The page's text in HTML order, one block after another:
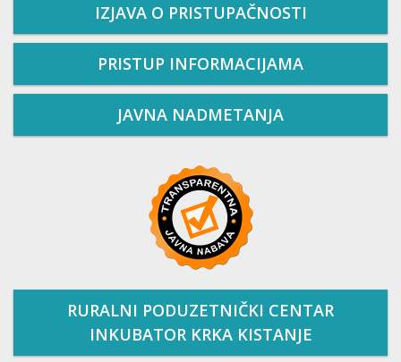
IZJAVA O PRISTUPAČNOSTI
PRISTUP INFORMACIJAMA
JAVNA NADMETANJA
RURALNI PODUZETNIČKI CENTAR
INKUBATOR KRKA KISTANJE